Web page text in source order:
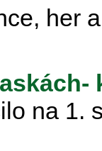
her
na 1.